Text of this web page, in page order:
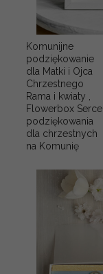
Komunijne
podziękowanie
dla Matki i Ojca
Chrzestnego
Rama i kwiaty ,
Flowerbox Serce
podziękowania
dla chrzestnych
na Komunię